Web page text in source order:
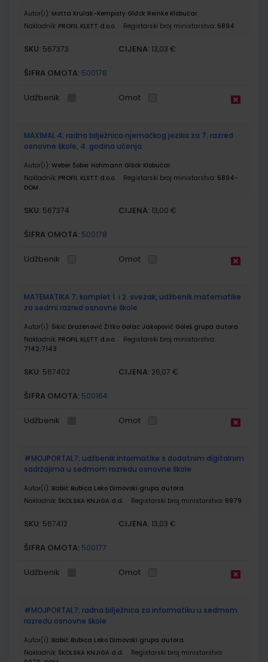
Autor(i): Motta Krulak-Kempisty Glđck Reinke Klobučar
Nakladnik: PROFIL KLETT d.o.o. Registarski broj ministarstva: 6894
SKU: 567373 CIJENA: 13,03 €
ŠIFRA OMOTA: 500178
Udžbenik Omot
MAXIMAL 4; radna bilježnica njemačkog jezika za 7. razred
osnovne škole, 4. godina učenja
Autor(i): Weber Šober Hohmann Glšck Klobučar
Nakladnik: PROFIL KLETT d.o.o. Registarski broj ministarstva: 6894-
DOM
SKU: 567374 CIJENA: 13,00 €
ŠIFRA OMOTA: 500178
Udžbenik Omot
MATEMATIKA 7; komplet 1. i 2. svezak, udžbenik matematike
za sedmi razred osnovne škole
Autor(i): Šikić Draženović Žitko Golac Jakopović Goleš grupa autora
Nakladnik: PROFIL KLETT d.o.o.
Registarski broj ministarstva:
7142;7143
SKU: 567402 CIJENA: 26,07 €
ŠIFRA OMOTA: 500164
Udžbenik Omot
#MOJPORTAL7; udžbenik informatike s dodatnim digitalnim
sadržajima u sedmom razredu osnovne škole
Autor(i): Babić Bubica Leko Dimovski grupa autora
Nakladnik: ŠKOLSKA KNJIGA d.d. Registarski broj ministarstva: 6979
SKU: 567412 CIJENA: 13,03 €
ŠIFRA OMOTA: 500177
Udžbenik Omot
#MOJPORTAL7; radna bilježnica za informatiku u sedmom
razredu osnovne škole
Autor(i): Babić Bubica Leko Dimovski grupa autora
Nakladnik: ŠKOLSKA KNJIGA d.d.
Registarski broj ministarstva: